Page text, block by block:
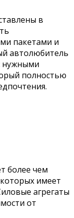
в
пакетами и
автолюбитель
нужными
полностью
более чем
имеет
агрегаты
от